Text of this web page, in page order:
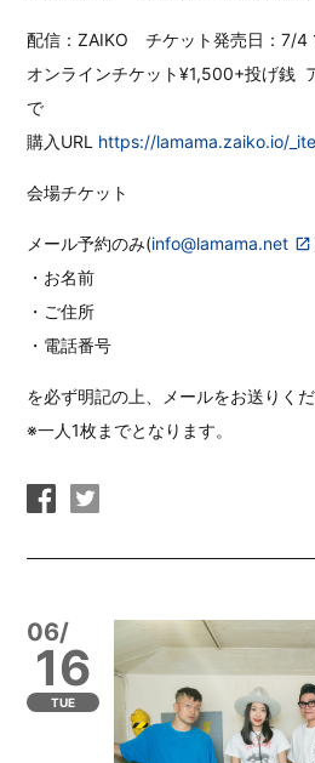
配信：ZAIKO チケット発売日：7/4
オンラインチケット¥1,500+投げ銭
で
購入URL https://lamama.zaiko.io/
会場チケット
メール予約のみ(info@lamama.net
・お名前
・ご住所
・電話番号
を必ず明記の上、メールをお送りくだ
※一人1枚までとなります。
06/
16
TUE